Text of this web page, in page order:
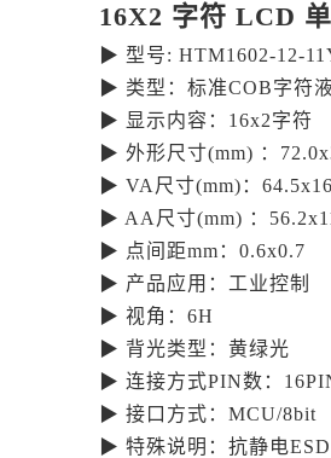
16X2 字符 LCD
▶ 型号: HTM1602-12-
▶ 类型：标准COB字符
▶ 显示内容：16x2字符
▶ 外形尺寸(mm) ：
▶ VA尺寸(mm)：
▶ AA尺寸(mm) ：
▶ 点间距mm：0.6x0.7
▶ 产品应用：工业控制
▶ 视角：6H
▶ 背光类型：黄绿光
▶ 连接方式PIN数：
▶ 接口方式：MCU/8bit
▶ 特殊说明：抗静电